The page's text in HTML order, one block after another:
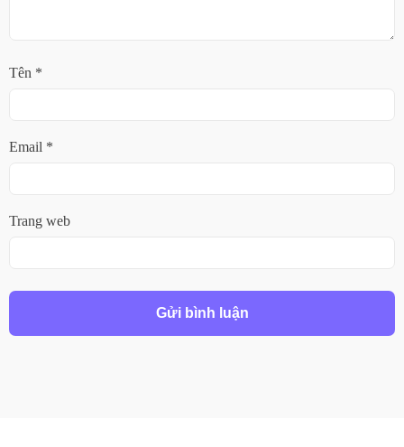
Tên *
Email *
Trang web